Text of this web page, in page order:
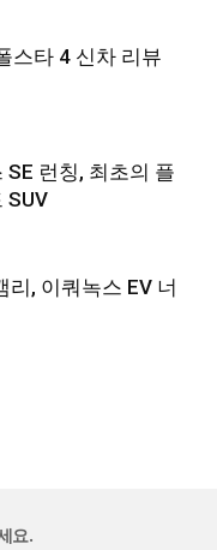
스타 4 신차 리뷰
런칭, 최초의 플
SUV
, 이쿼녹스 EV 너
요.